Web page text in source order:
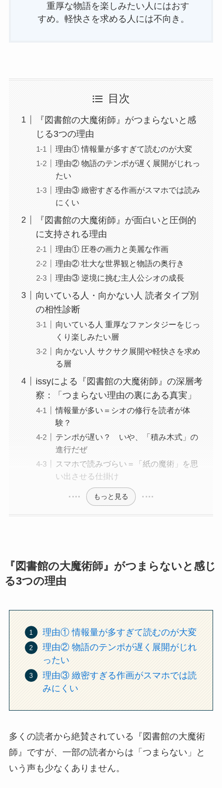
重厚な物語を楽しみたい人にはおす
すめ。軽快さを求める人には不向き。
目次
『図書館の大魔術師』がつまらないと感
じる3つの理由
理由① 情報量が多すぎて読むのが大変
理由② 物語のテンポが遅く展開がじれっ
たい
理由③ 緻密すぎる作画がスマホでは読み
にくい
『図書館の大魔術師』が面白いと圧倒的
に支持される理由
理由① 圧巻の画力と美麗な作画
理由② 壮大な世界観と物語の奥行き
理由③ 逆境に挑む主人公シオの成長
向いている人・向かない人 読者タイプ別
の相性診断
向いている人 重厚なファンタジーをじっ
くり楽しみたい層
向かない人 サクサク展開や軽快さを求め
る層
issyによる『図書館の大魔術師』の深層考
察：「つまらない理由の裏にある真実」
情報量が多い＝シオの修行を読者が体
験？
テンポが遅い？ いや、「積み木式」の
進行だぜ
スマホで読みづらい＝「紙の魔術」を思
い出させる仕掛け
もっと見る
『図書館の大魔術師』がつまらないと感じ
る3つの理由
理由① 情報量が多すぎて読むのが大変
理由② 物語のテンポが遅く展開がじれ
ったい
理由③ 緻密すぎる作画がスマホでは読
みにくい
多くの読者から絶賛されている『図書館の大魔術
師』ですが、一部の読者からは「つまらない」と
いう声も少なくありません。